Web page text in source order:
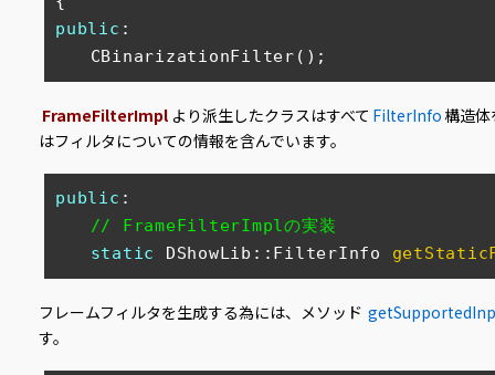
public :
CBinarizationFilter();
FrameFilterImpl より派生したクラスはすべて FilterInfo構造
はフィルタについての情報を含んでいます。
public :
// FrameFilterImplの実装
static
DShowLib::FilterInfo
フレームフィルタを生成する為には、メソッド
す。